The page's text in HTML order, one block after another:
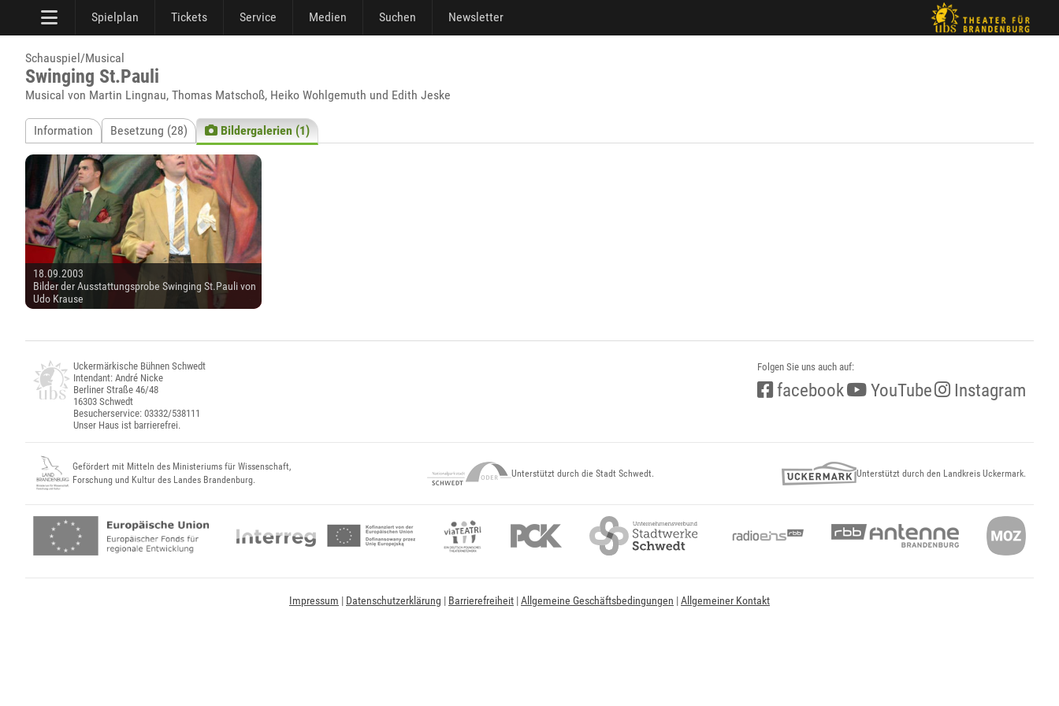
Spielplan Tickets Service Medien Suchen Newsletter
Schauspiel/Musical
Swinging St.Pauli
Musical von Martin Lingnau, Thomas Matschoß, Heiko Wohlgemuth und Edith Jeske
Information Besetzung (28) Bildergalerien (1)
18.09.2003
Bilder der Ausstattungsprobe Swinging St.Pauli von
Udo Krause
Uckermärkische Bühnen Schwedt
Intendant: André Nicke
Berliner Straße 46/48
16303 Schwedt
Besucherservice: 03332/538111
Unser Haus ist barrierefrei.
Folgen Sie uns auch auf:
facebook YouTube Instagram
Gefördert mit Mitteln des Ministeriums für Wissenschaft,
Forschung und Kultur des Landes Brandenburg.
Unterstützt durch die Stadt Schwedt. Unterstützt durch den Landkreis Uckermark.
Impressum | Datenschutzerklärung | Barrierefreiheit |Allgemeine Geschäftsbedingungen |Allgemeiner Kontakt